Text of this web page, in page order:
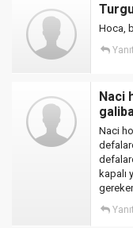
Hoca,
Naci
Naci
kapalı